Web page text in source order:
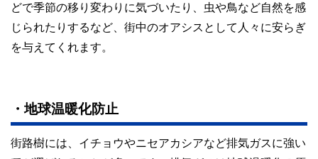
どで季節の移り変わりに気づいたり、虫や鳥など自然を感
じられたりするなど、街中のオアシスとして人々に安らぎ
を与えてくれます。
・地球温暖化防止
街路樹には、イチョウやニセアカシアなど排気ガスに強い